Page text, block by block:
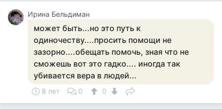
Ирина Бельдиман
может быть...но это путь к
одиночеству....просить помощи не
зазорно....обещать помочь, зная что не
сможешь вот это гадко.... иногда так
убивается вера в людей...
8 лет 0 0